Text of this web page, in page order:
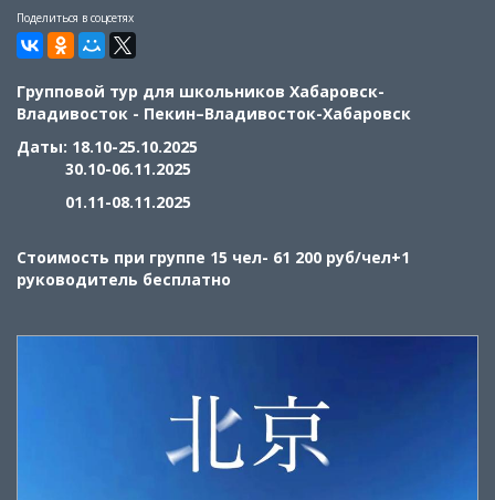
Поделиться в соцсетях
Групповой тур для школьников Хабаровск-
Владивосток - Пекин–Владивосток-Хабаровск
Даты: 18.10-25.10.2025
30.10-06.11.2025
01.11-08.11.2025
Стоимость при группе 15 чел- 61 200 руб/чел+1
руководитель бесплатно